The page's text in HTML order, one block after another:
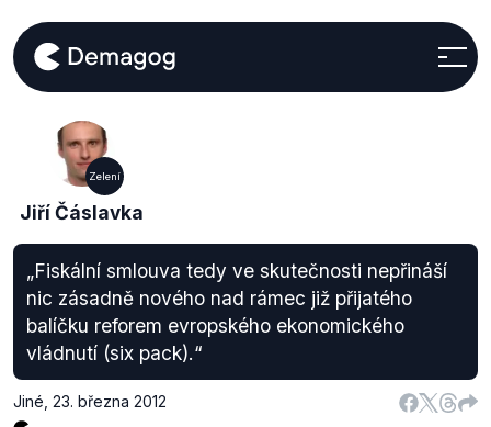
Zelení
Jiří Čáslavka
„Fiskální smlouva tedy ve skutečnosti nepřináší
nic zásadně nového nad rámec již přijatého
balíčku reforem evropského ekonomického
vládnutí (six pack).“
Jiné 23. března 2012